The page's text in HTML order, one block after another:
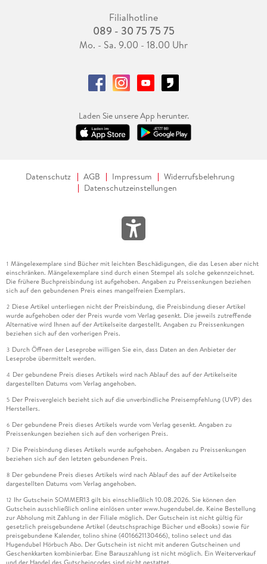
Filialhotline
089 - 30 75 75 75
Mo. - Sa. 9.00 - 18.00 Uhr
Laden Sie unsere App herunter.
Datenschutz AGB Impressum
Widerrufsbelehrung
Datenschutzeinstellungen
1 Mängelexemplare sind Bücher mit leichten Beschädigungen, die das Lesen aber nicht
einschränken. Mängelexemplare sind durch einen Stempel als solche gekennzeichnet.
Die frühere Buchpreisbindung ist aufgehoben. Angaben zu Preissenkungen beziehen
sich auf den gebundenen Preis eines mangelfreien Exemplars.
2 Diese Artikel unterliegen nicht der Preisbindung, die Preisbindung dieser Artikel
wurde aufgehoben oder der Preis wurde vom Verlag gesenkt. Die jeweils zutreffende
Alternative wird Ihnen auf der Artikelseite dargestellt. Angaben zu Preissenkungen
beziehen sich auf den vorherigen Preis.
3 Durch Öffnen der Leseprobe willigen Sie ein, dass Daten an den Anbieter der
Leseprobe übermittelt werden.
4 Der gebundene Preis dieses Artikels wird nach Ablauf des auf der Artikelseite
dargestellten Datums vom Verlag angehoben.
5 Der Preisvergleich bezieht sich auf die unverbindliche Preisempfehlung (UVP) des
Herstellers.
6 Der gebundene Preis dieses Artikels wurde vom Verlag gesenkt. Angaben zu
Preissenkungen beziehen sich auf den vorherigen Preis.
7 Die Preisbindung dieses Artikels wurde aufgehoben. Angaben zu Preissenkungen
beziehen sich auf den letzten gebundenen Preis.
8 Der gebundene Preis dieses Artikels wird nach Ablauf des auf der Artikelseite
dargestellten Datums vom Verlag angehoben.
12 Ihr Gutschein SOMMER13 gilt bis einschließlich 10.08.2026. Sie können den
Gutschein ausschließlich online einlösen unter www.hugendubel.de. Keine Bestellung
zur Abholung mit Zahlung in der Filiale möglich. Der Gutschein ist nicht gültig für
gesetzlich preisgebundene Artikel (deutschsprachige Bücher und eBooks) sowie für
preisgebundene Kalender, tolino shine (4016621130466), tolino select und das
Hugendubel Hörbuch Abo. Der Gutschein ist nicht mit anderen Gutscheinen und
Geschenkkarten kombinierbar. Eine Barauszahlung ist nicht möglich. Ein Weiterverkauf